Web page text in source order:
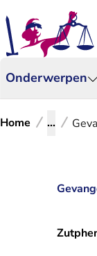
Onderwerpen
Home ...